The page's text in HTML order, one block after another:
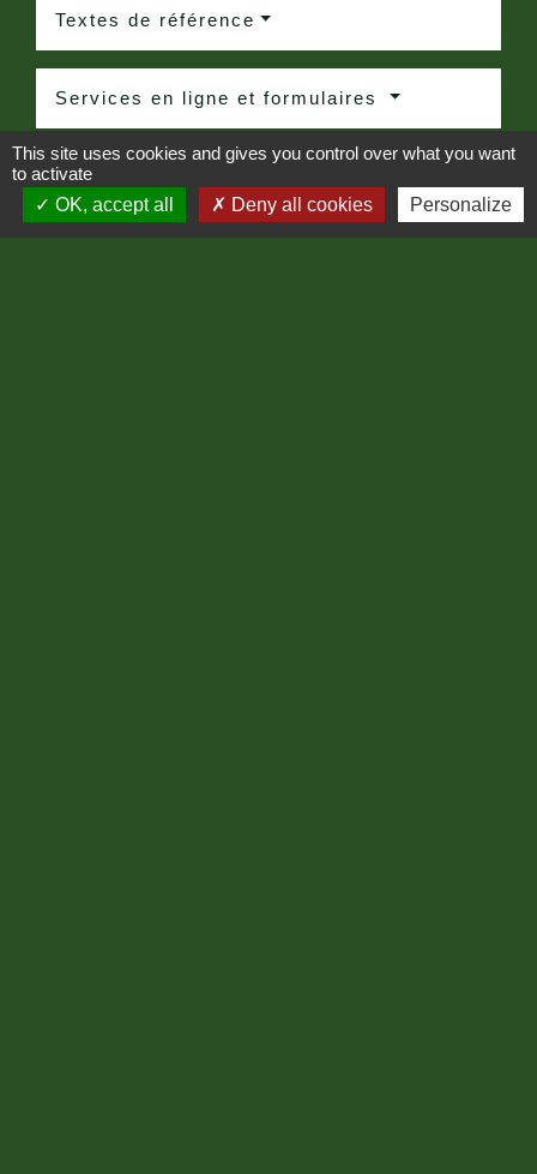
Textes de référence
Services en ligne et formulaires
Et aussi
Licence d'un restaurant et débit de boissons
This site uses cookies and gives you control over what you want
to activate
OK, accept all
Deny all cookies Personalize